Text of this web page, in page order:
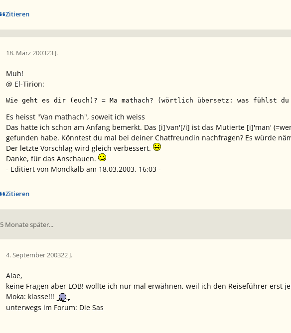
Zitieren
18. März 200323 J.
Muh!
@ El-Tirion:
Wie geht es dir (euch)? = Ma mathach? (wörtlich übersetz: was fühlst
Es heisst "Van mathach", soweit ich weiss
Das hatte ich schon am Anfang bemerkt. Das [i]'van'[/i] ist das Mutierte [i]'man'
gefunden habe. Könntest du mal bei deiner Chatfreundin nachfragen? Es würde
Der letzte Vorschlag wird gleich verbessert.
Danke, für das Anschauen.
- Editiert von Mondkalb am 18.03.2003, 16:03 -
Zitieren
5 Monate später...
4. September 200322 J.
Alae,
keine Fragen aber LOB! wollte ich nur mal erwähnen, weil ich den Reiseführer erst
Moka: klasse!!!
unterwegs im Forum: Die Sas